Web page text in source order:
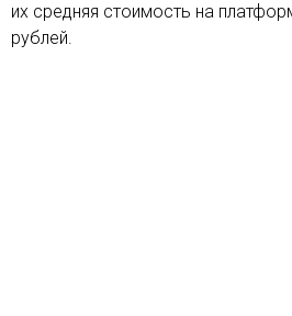
их средняя стоимость на
рублей.